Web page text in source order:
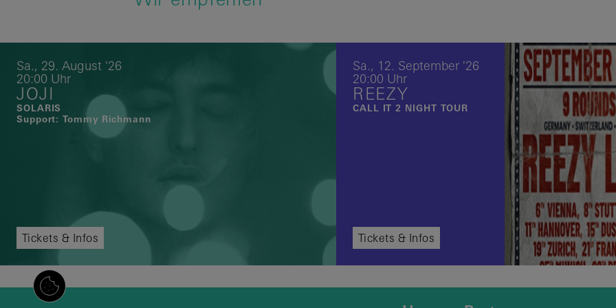
Sa., 29. August '26
20:00 Uhr
JOJI
SOLARIS
Support: Tommy Richmann
Tickets & Infos
Sa., 12. September '26
20:00 Uhr
REEZY
CALL IT 2 NIGHT TOUR
Tickets & Infos